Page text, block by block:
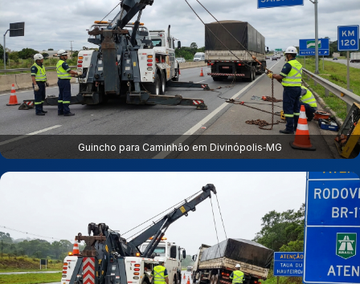
Guincho para Caminhão em Divinópolis‑MG